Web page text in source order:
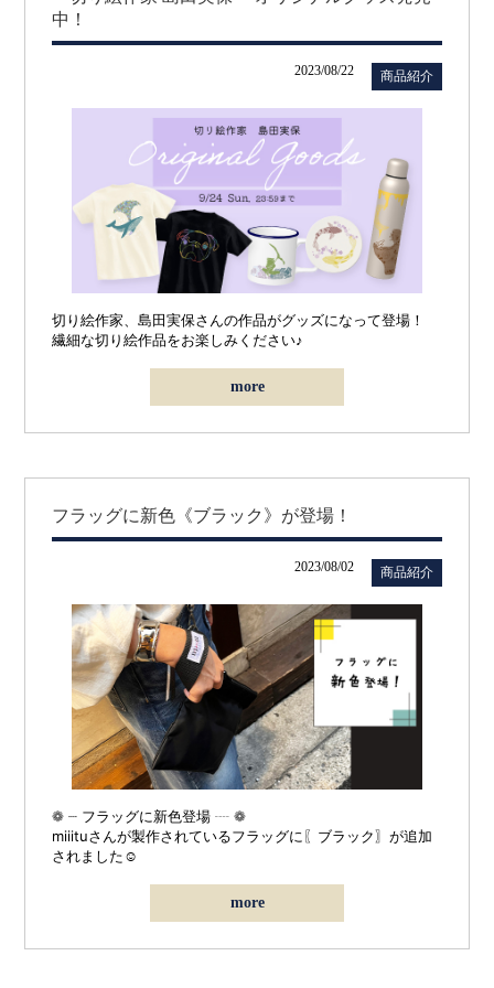
中！
2023/08/22 商品紹介
切り絵作家、島田実保さんの作品がグッズになって登場！
繊細な切り絵作品をお楽しみください♪
more
フラッグに新色《ブラック》が登場！
2023/08/02 商品紹介
❁ ┈ フラッグに新色登場┈❁
miiituさんが製作されているフラッグに〖ブラック〗が追加
されました☺︎
more